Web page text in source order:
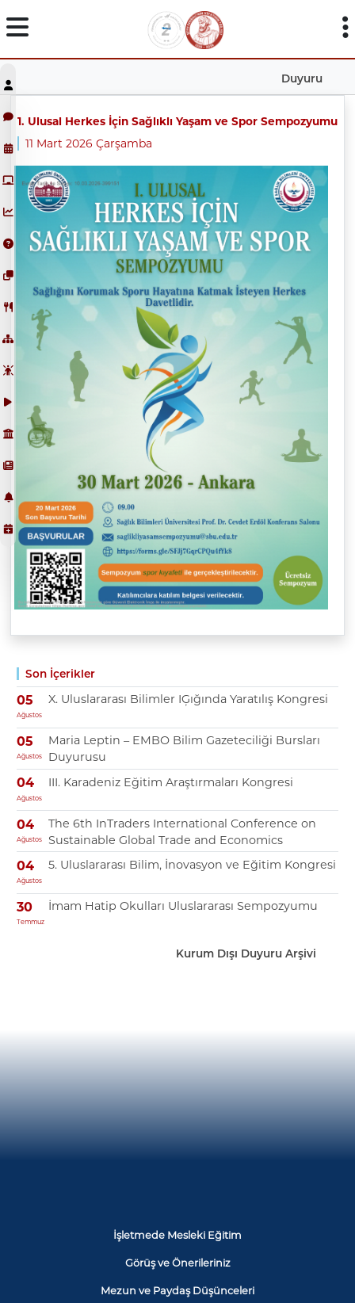
Duyuru
Son İçerikler
05
Ağustos
X. Uluslararası Bilimler IĢığında Yaratılış Kongresi
05
Ağustos
Maria Leptin – EMBO Bilim Gazeteciliği Bursları
Duyurusu
04
Ağustos
III. Karadeniz Eğitim Araştırmaları Kongresi
04
Ağustos
The 6th InTraders International Conference on
Sustainable Global Trade and Economics
04
Ağustos
5. Uluslararası Bilim, İnovasyon ve Eğitim Kongresi
30
Temmuz
İmam Hatip Okulları Uluslararası Sempozyumu
Kurum Dışı Duyuru Arşivi
1. Ulusal Herkes İçin Sağlıklı Yaşam ve Spor Sempozyumu
11 Mart 2026 Çarşamba
İşletmede Mesleki Eğitim
Görüş ve Önerileriniz
Mezun ve Paydaş Düşünceleri